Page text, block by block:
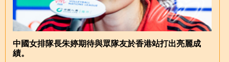
中國女排隊長朱婷期待與眾隊友於香港站打出亮麗成
績。